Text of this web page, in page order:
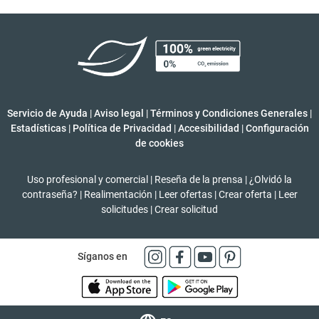
Servicio de Ayuda |Aviso legal |Términos y Condiciones Generales |
Estadísticas | Política de Privacidad | Accesibilidad | Configuración
de cookies
Uso profesional y comercial | Reseña de la prensa | ¿Olvidó la
contraseña? | Realimentación | Leer ofertas | Crear oferta | Leer
solicitudes |Crear solicitud
Síganos en